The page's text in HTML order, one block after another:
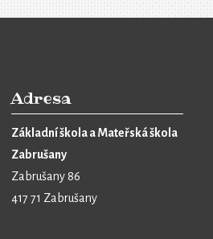
Adresa
Základní škola a Mateřská škola
Zabrušany
Zabrušany 86
417 71 Zabrušany